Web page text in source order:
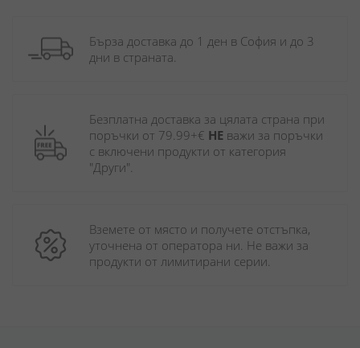
Бърза доставка до 1 ден в София и до 3
дни в страната.
Безплатна доставка за цялата страна при
поръчки от 79.99+€ НЕ важи за поръчки
с включени продукти от категория
"Други".
Вземете от място и получете отстъпка,
уточнена от оператора ни. Не важи за
продукти от лимитирани серии.